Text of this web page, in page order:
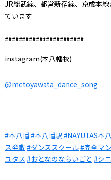
JR総武線、都営新宿線、京成本
ています
#######################
instagram(本八幡校)
@motoyawata_dance_song
#本八幡#本八幡駅 #NAYUTAS本
ス発散 #ダンススクール#完全マ
ユタス #おとなのならいごと #シ